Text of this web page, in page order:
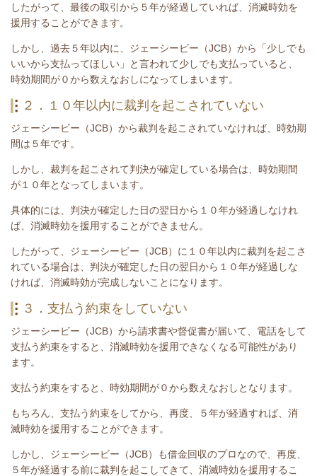
したがって、最後の取引から５年が経過していれば、消滅時効を
援用することができます。
しかし、過去５年以内に、 ジェーシービー（JCB） から「少しでも
いいから支払ってほしい」と言われて少しでも支払っていると、
時効期間が０から数えなおしになってしまいます。
２．１０年以内に裁判を起こされていない
ジェーシービー（JCB） から裁判を起こされていなければ、時効期
間は５年です。
しかし、裁判を起こされて判決が確定している場合は、時効期間
が１０年となってしまいます。
具体的には、判決が確定した日の翌日から１０年が経過しなけれ
ば、消滅時効を援用することができません。
したがって、 ジェーシービー（JCB） に１０年以内に裁判を起こさ
れている場合は、 判決が確定した日の翌日から１０年が経過しな
ければ、消滅時効が完成しないことになります。
３．支払う約束をしていない
ジェーシービー（JCB） から請求書や督促書が届いて、電話をして
支払う約束をすると、消滅時効を援用できなくなる可能性があり
ます。
支払う約束をすると、時効期間が０から数えなおしとなります。
もちろん、支払う約束をしてから、再度、５年が経過すれば、消
滅時効を援用することができます。
しかし、 ジェーシービー（JCB）
も借金回収のプロなので、再度、
５年が経過する前に裁判を起こしてきて、消滅時効を援用するこ